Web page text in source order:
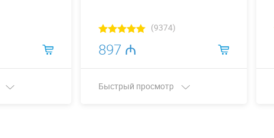
(9374)
897 ₼
Быстрый просмотр